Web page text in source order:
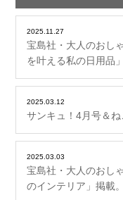
2025.11.27
宝島社・大人のおし
を叶える私の日用品
2025.03.12
サンキュ！4月号＆
2025.03.03
宝島社・大人のおし
のインテリア」掲載。